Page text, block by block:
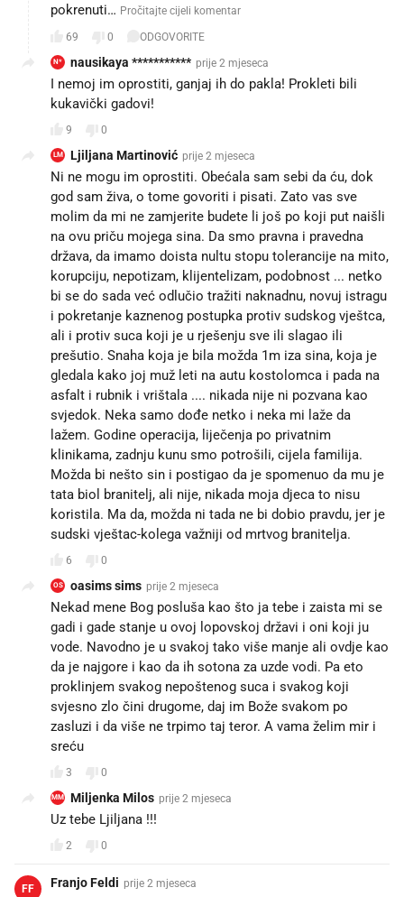
pokrenuti… Pročitajte cijeli komentar
69 0 ODGOVORITE
N* nausikaya *********** prije 2 mjeseca
I nemoj im oprostiti, ganjaj ih do pakla! Prokleti bili
kukavički gadovi!
9 0
LM Ljiljana Martinović prije 2 mjeseca
Ni ne mogu im oprostiti. Obećala sam sebi da ću, dok
god sam živa, o tome govoriti i pisati. Zato vas sve
molim da mi ne zamjerite budete li još po koji put naišli
na ovu priču mojega sina. Da smo pravna i pravedna
država, da imamo doista nultu stopu tolerancije na mito,
korupciju, nepotizam, klijentelizam, podobnost ... netko
bi se do sada već odlučio tražiti naknadnu, novuj istragu
i pokretanje kaznenog postupka protiv sudskog vještca,
ali i protiv suca koji je u rješenju sve ili slagao ili
prešutio. Snaha koja je bila možda 1m iza sina, koja je
gledala kako joj muž leti na autu kostolomca i pada na
asfalt i rubnik i vrištala .... nikada nije ni pozvana kao
svjedok. Neka samo dođe netko i neka mi laže da
lažem. Godine operacija, liječenja po privatnim
klinikama, zadnju kunu smo potrošili, cijela familija.
Možda bi nešto sin i postigao da je spomenuo da mu je
tata biol branitelj, ali nije, nikada moja djeca to nisu
koristila. Ma da, možda ni tada ne bi dobio pravdu, jer je
sudski vještac-kolega važniji od mrtvog branitelja.
6 0
OS oasims sims prije 2 mjeseca
Nekad mene Bog posluša kao što ja tebe i zaista mi se
gadi i gade stanje u ovoj lopovskoj državi i oni koji ju
vode. Navodno je u svakoj tako više manje ali ovdje kao
da je najgore i kao da ih sotona za uzde vodi. Pa eto
proklinjem svakog nepoštenog suca i svakog koji
svjesno zlo čini drugome, daj im Bože svakom po
zasluzi i da više ne trpimo taj teror. A vama želim mir i
sreću
3 0
MM Miljenka Milos prije 2 mjeseca
Uz tebe Ljiljana !!!
2 0
FF Franjo Feldi prije 2 mjeseca